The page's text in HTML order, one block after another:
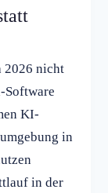
2026 nicht
Software
KI-
in
in der